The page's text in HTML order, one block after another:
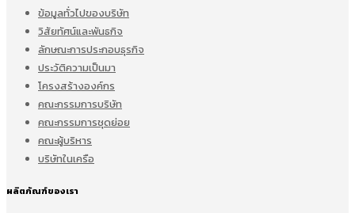
ข้อมูลทั่วไปของบริษัท
วิสัยทัศน์และพันธกิจ
ลักษณะการประกอบธุรกิจ
ประวัติความเป็นมา
โครงสร้างองค์กร
คณะกรรมการบริษัท
คณะกรรมการชุดย่อย
คณะผู้บริหาร
บริษัทในเครือ
ผลิตภัณฑ์ของเรา